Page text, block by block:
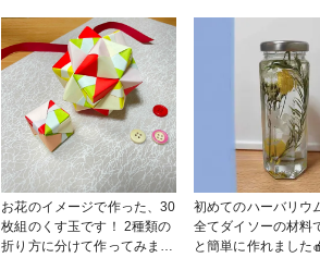
お花のイメージで作った、30
枚組のくす玉です！ 2種類の
折り方に分けて作ってみまし
初めてのハーバリウ
全てダイソーの材料
と簡単に作れました🍎 #ハ